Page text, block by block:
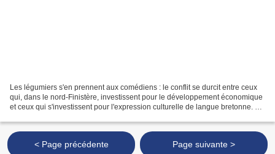
Les légumiers s'en prennent aux comédiens : le conflit se durcit entre ceux
qui, dans le nord-Finistère, investissent pour le développement économique
et ceux qui s'investissent pour l'expression culturelle de langue bretonne. La
< Page précédente Page suivante >